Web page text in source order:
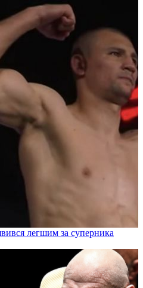
легшим за суперника